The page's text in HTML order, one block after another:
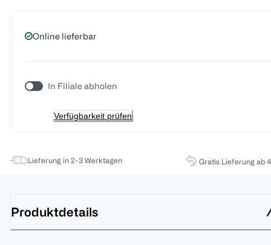
Online lieferbar
In Filiale abholen
Verfügbarkeit prüfen
Lieferung in 2-3 Werktagen Gratis Lieferung ab
Produktdetails